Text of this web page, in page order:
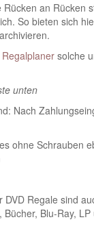
an Rücken
So bieten sich
Regalplaner solche
unten
Nach
ohne Schrauben
DVD Regale sind
Blu-Ray,